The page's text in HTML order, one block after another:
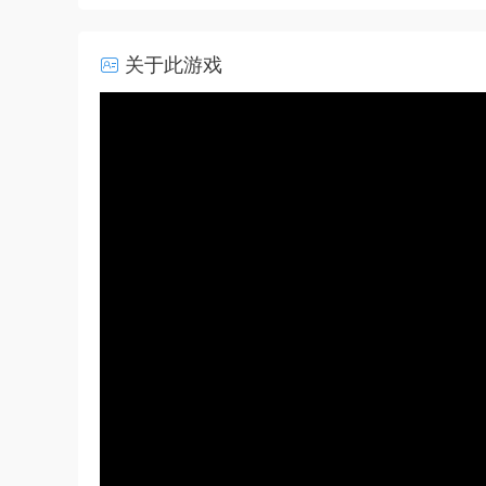
关于此游戏
50% 75%